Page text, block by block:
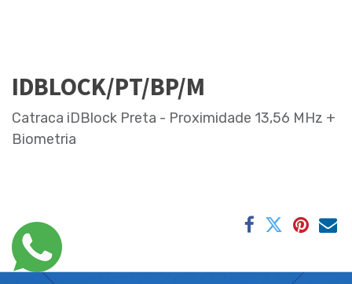
IDBLOCK/PT/BP/M
Catraca iDBlock Preta - Proximidade 13,56 MHz +
Biometria